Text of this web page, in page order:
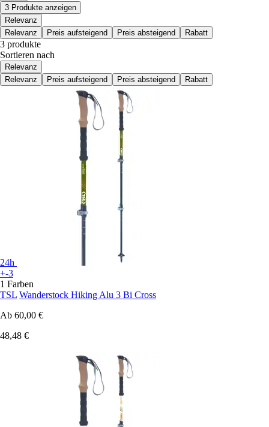
3 Produkte anzeigen
Relevanz
Relevanz
Preis aufsteigend Preis absteigend Rabatt
3 produkte
Sortieren nach
Relevanz
Relevanz
Preis aufsteigend Preis absteigend Rabatt
24h
+-3
1 Farben
TSL Wanderstock Hiking Alu 3 Bi Cross
Ab 60,00 €
48,48 €